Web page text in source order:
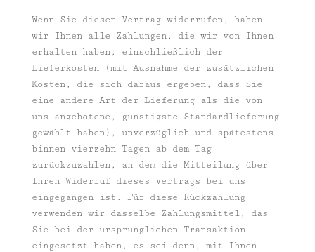
Wenn Sie diesen Vertrag widerrufen, haben
wir Ihnen alle Zahlungen, die wir von Ihnen
erhalten haben, einschließlich der
Lieferkosten (mit Ausnahme der zusätzlichen
Kosten, die sich daraus ergeben, dass Sie
eine andere Art der Lieferung als die von
uns angebotene, günstigste Standardlieferung
gewählt haben), unverzüglich und spätestens
binnen vierzehn Tagen ab dem Tag
zurückzuzahlen, an dem die Mitteilung über
Ihren Widerruf dieses Vertrags bei uns
eingegangen ist. Für diese Rückzahlung
verwenden wir dasselbe Zahlungsmittel, das
Sie bei der ursprünglichen Transaktion
eingesetzt haben, es sei denn, mit Ihnen